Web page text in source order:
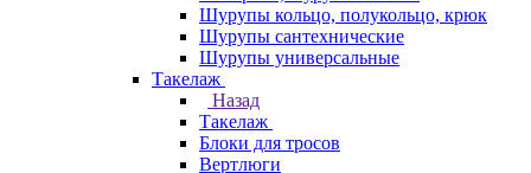
Шурупы кольцо, полукольцо, крюк
Шурупы сантехнические
Шурупы универсальные
Такелаж
Назад
Такелаж
Блоки для тросов
Вертлюги